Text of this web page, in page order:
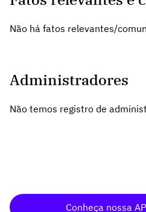
Não há fatos relevantes/
Administradores
Não temos registro de
Conheça nossa